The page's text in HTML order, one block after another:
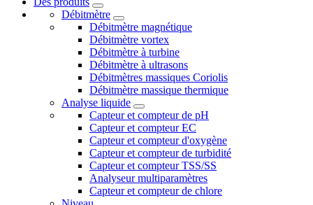
Débitmètre
Débitmètre magnétique
Débitmètre vortex
Débitmètre à turbine
Débitmètre à ultrasons
Débitmètres massiques Coriolis
Débitmètre massique thermique
Analyse liquide
Capteur et compteur de pH
Capteur et compteur EC
Capteur et compteur d'oxygène
Capteur et compteur de turbidité
Capteur et compteur TSS/SS
Analyseur multiparamètres
Capteur et compteur de chlore